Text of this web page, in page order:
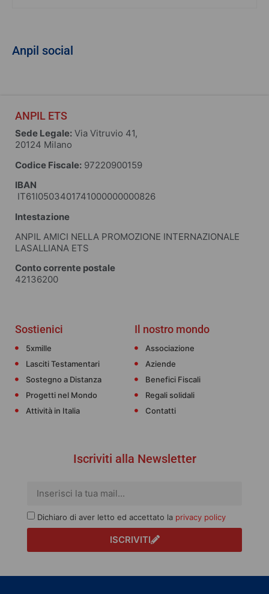
Anpil social
ANPIL ETS
Sede Legale: Via Vitruvio 41,
20124 Milano
Codice Fiscale: 97220900159
IBAN
IT61I0503401741000000000826
Intestazione
ANPIL AMICI NELLA PROMOZIONE INTERNAZIONALE
LASALLIANA ETS
Conto corrente postale
42136200
Sostienici
5xmille
Lasciti Testamentari
Sostegno a Distanza
Progetti nel Mondo
Attività in Italia
Il nostro mondo
Associazione
Aziende
Benefici Fiscali
Regali solidali
Contatti
Iscriviti alla Newsletter
Dichiaro di aver letto ed accettato la privacy policy
ISCRIVITI